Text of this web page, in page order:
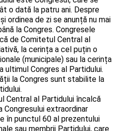
o dată la patru ani. Despre
ordinea de zi se anunță nu mai
la Congres. Congresele
de Comitetul Central al
la cerința a cel puțin o
(municipale) sau la cerința
ultimul Congres al Partidului.
la Congres sunt stabilite la
Central al Partidului încalcă
Congresului extraordinar
în punctul 60 al prezentului
sau membrii Partidului, care